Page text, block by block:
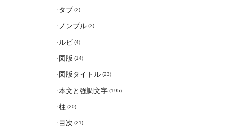
タブ (2)
ノンブル (3)
ルビ (4)
図版 (14)
図版タイトル (23)
本文と強調文字 (195)
柱 (20)
目次 (21)